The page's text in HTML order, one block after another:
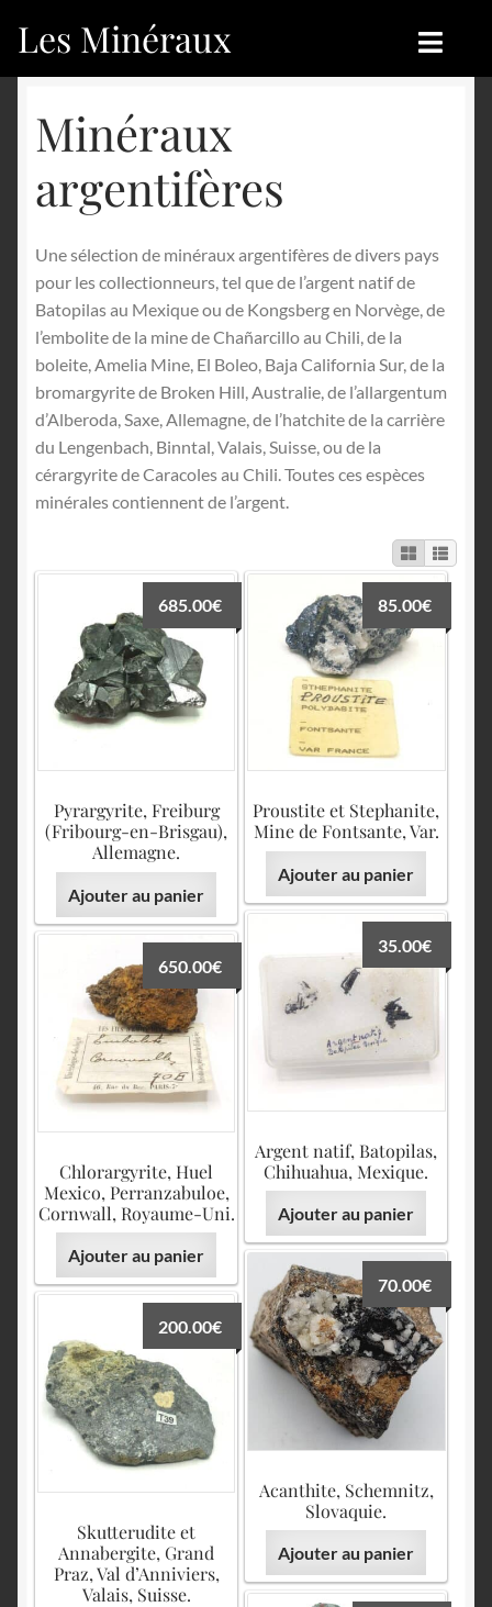
Aller
à
navigation
Aller
au
Les Minéraux
Catégories
Nouveautés
Achat
Mon compte
Français
English
Boutique
Nouveautés
Blog
Achat
Contactez-nous
Sites amis
Minéraux
argentifères
Une sélection de minéraux argentifères de divers pays
pour les collectionneurs, tel que de l’argent natif de
Batopilas au Mexique ou de Kongsberg en Norvège, de
l’embolite de la mine de Chañarcillo au Chili, de la
boleite, Amelia Mine, El Boleo, Baja California Sur, de la
bromargyrite de Broken Hill, Australie, de l’allargentum
d’Alberoda, Saxe, Allemagne, de l’hatchite de la carrière
du Lengenbach, Binntal, Valais, Suisse, ou de la
cérargyrite de Caracoles au Chili. Toutes ces espèces
minérales contiennent de l’argent.
Pyrargyrite, Freiburg
(Fribourg-en-Brisgau),
Allemagne.
685.00€
Ajouter au panier
Proustite et Stephanite,
Mine de Fontsante, Var.
85.00€
Ajouter au panier
Argent natif, Batopilas,
Chihuahua, Mexique.
35.00€
Ajouter au panier
Chlorargyrite, Huel
Mexico, Perranzabuloe,
Cornwall, Royaume-Uni.
650.00€
Ajouter au panier
Acanthite, Schemnitz,
Slovaquie.
70.00€
Ajouter au panier
Skutterudite et
Annabergite, Grand
Praz, Val d’Anniviers,
Valais, Suisse.
200.00€